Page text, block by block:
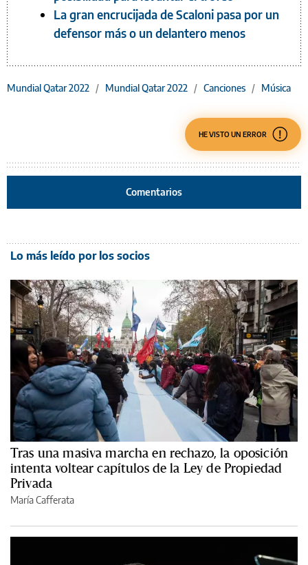
La gran encrucijada de Scaloni pasa por un
defensor más o un delantero menos
Mundial Qatar 2022 / Mundial Qatar 2022 / Canciones / Música
HE VISTO UN ERROR
Comentarios
Lo más leído por los socios
Tras una masiva marcha en rechazo, la oposición
intenta voltear capítulos de la Ley de Propiedad
Privada
María Cafferata